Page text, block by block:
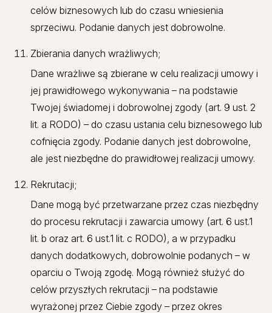
celów biznesowych lub do czasu wniesienia
sprzeciwu. Podanie danych jest dobrowolne.
Zbierania danych wrażliwych;
Dane wrażliwe są zbierane w celu realizacji umowy i
jej prawidłowego wykonywania – na podstawie
Twojej świadomej i dobrowolnej zgody (art. 9 ust. 2
lit. a RODO) – do czasu ustania celu biznesowego lub
cofnięcia zgody. Podanie danych jest dobrowolne,
ale jest niezbędne do prawidłowej realizacji umowy.
Rekrutacji;
Dane mogą być przetwarzane przez czas niezbędny
do procesu rekrutacji i zawarcia umowy (art. 6 ust.1
lit. b oraz art. 6 ust.1 lit. c RODO), a w przypadku
danych dodatkowych, dobrowolnie podanych – w
oparciu o Twoją zgodę. Mogą również służyć do
celów przyszłych rekrutacji – na podstawie
wyrażonej przez Ciebie zgody – przez okres